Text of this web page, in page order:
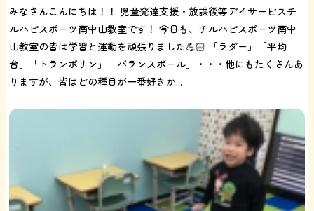
みなさんこんにちは！！ 児童発達支援・放課後等デイサービスチ
ルハピスポーツ南中山教室です！ 今日も、チルハピスポーツ南中
山教室の皆は学習と運動を頑張りました💪🏻 「ラダー」「平均
台」「トランポリン」「バランスボール」・・・他にもたくさんあ
りますが、皆はどの種目が一番好きか...